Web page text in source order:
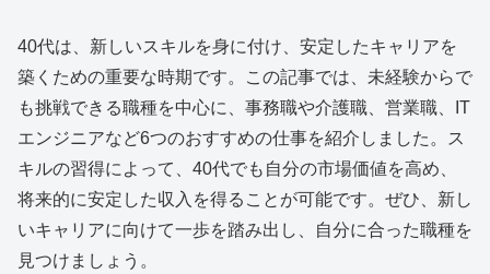
40代は、新しいスキルを身に付け、安定したキャリアを
築くための重要な時期です。この記事では、未経験からで
も挑戦できる職種を中心に、事務職や介護職、営業職、IT
エンジニアなど6つのおすすめの仕事を紹介しました。ス
キルの習得によって、40代でも自分の市場価値を高め、
将来的に安定した収入を得ることが可能です。ぜひ、新し
いキャリアに向けて一歩を踏み出し、自分に合った職種を
見つけましょう。